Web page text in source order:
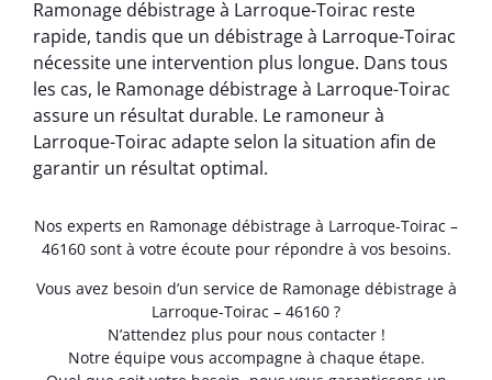
Ramonage débistrage à Larroque-Toirac reste
rapide, tandis que un débistrage à Larroque-Toirac
nécessite une intervention plus longue. Dans tous
les cas, le Ramonage débistrage à Larroque-Toirac
assure un résultat durable. Le ramoneur à
Larroque-Toirac adapte selon la situation afin de
garantir un résultat optimal.
Nos experts en Ramonage débistrage à Larroque-Toirac –
46160 sont à votre écoute pour répondre à vos besoins.
Vous avez besoin d’un service de Ramonage débistrage à
Larroque-Toirac – 46160 ?
N’attendez plus pour nous contacter !
Notre équipe vous accompagne à chaque étape.